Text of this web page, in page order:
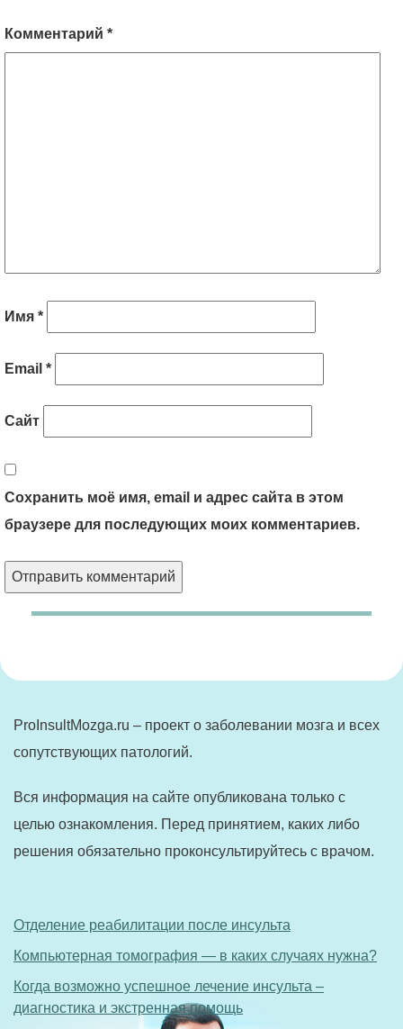
Комментарий *
Имя *
Email *
Сайт
Сохранить моё имя, email и адрес сайта в этом
браузере для последующих моих комментариев.
ProInsultMozga.ru – проект о заболевании мозга и всех
сопутствующих патологий.
Вся информация на сайте опубликована только с
целью ознакомления. Перед принятием, каких либо
решения обязательно проконсультируйтесь с врачом.
Отделение реабилитации после инсульта
Компьютерная томография — в каких случаях нужна?
Когда возможно успешное лечение инсульта –
диагностика и экстренная помощь